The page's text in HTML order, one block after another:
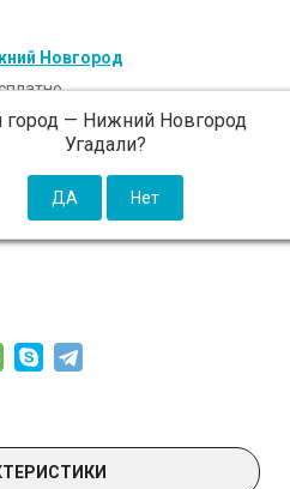
Новгород
— Нижний Новгород
Угадали?
- 300 ₽ (от 5 000 ₽